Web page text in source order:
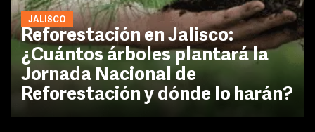
JALISCO
Reforestación en Jalisco:
¿Cuántos árboles plantará la
Jornada Nacional de
Reforestación y dónde lo harán?